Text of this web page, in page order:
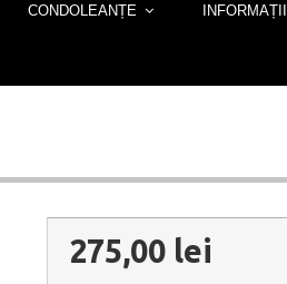
CONDOLEANȚE INFORMAȚII
275,00 lei